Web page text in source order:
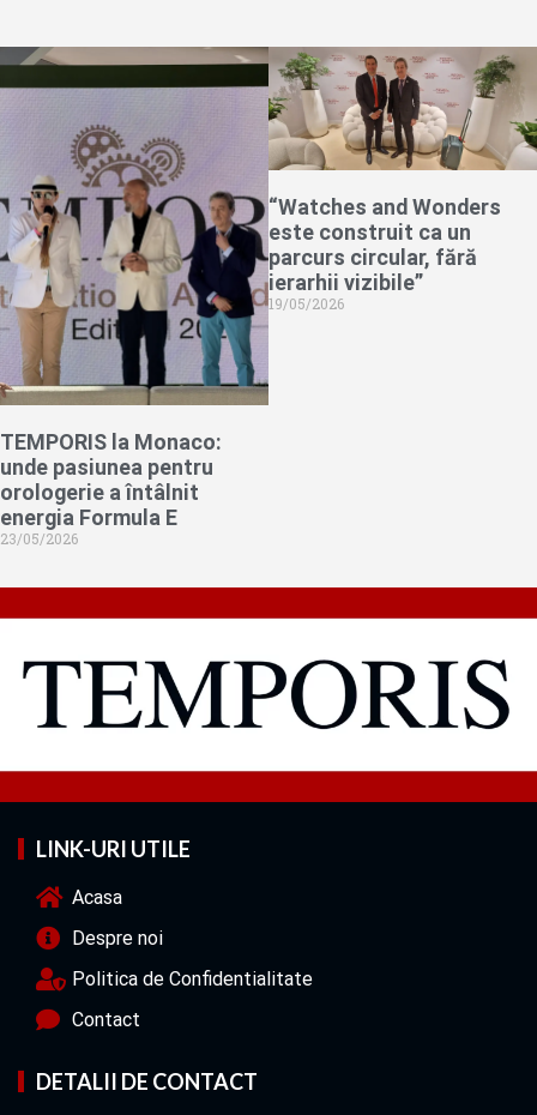
TEMPORIS la Monaco:
unde pasiunea pentru
orologerie a întâlnit
energia Formula E
23/05/2026
“Watches and Wonders
este construit ca un
parcurs circular, fără
ierarhii vizibile”
19/05/2026
LINK-URI UTILE
Acasa
Despre noi
Politica de Confidentialitate
Contact
DETALII DE CONTACT